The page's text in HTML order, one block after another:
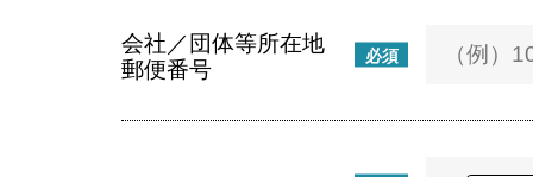
会社／団体等所在地
郵便番号
必須